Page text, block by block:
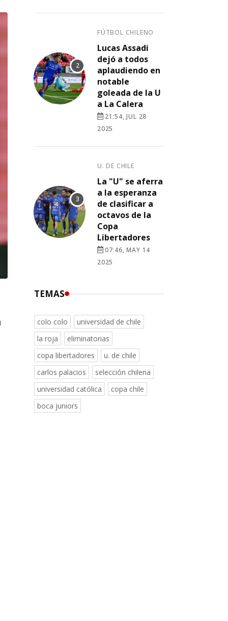
FÚTBOL CHILENO
Lucas Assadi
dejó a todos
aplaudiendo en
notable
goleada de la U
a La Calera
21:54, JUL 28
2025
U. DE CHILE
La "U" se aferra
a la esperanza
de clasificar a
octavos de la
Copa
Libertadores
07:46, MAY 14
2025
TEMAS
colo colo
universidad de chile
la roja
eliminatorias
copa libertadores
u. de chile
carlos palacios
selección chilena
universidad católica
copa chile
boca juniors